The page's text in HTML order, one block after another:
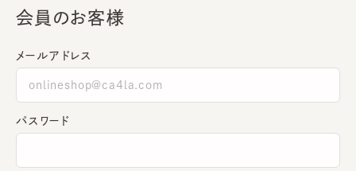
会員のお客様
メールアドレス
パスワード